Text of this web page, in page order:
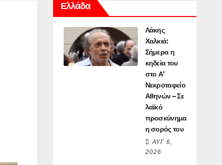
Ελλάδα
Λάκης
Χαλκιά:
Σήμερα η
κηδεία του
στο Α’
Νεκροταφείο
Αθηνών – Σε
λαϊκό
προσκύνημα
η σορός του
ΑΥΓ 6,
2026